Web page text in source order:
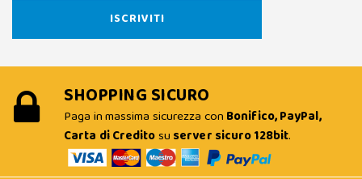
SHOPPING SICURO
Paga in massima sicurezza con Bonifico, PayPal,
Carta di Creditosu server sicuro 128bit.